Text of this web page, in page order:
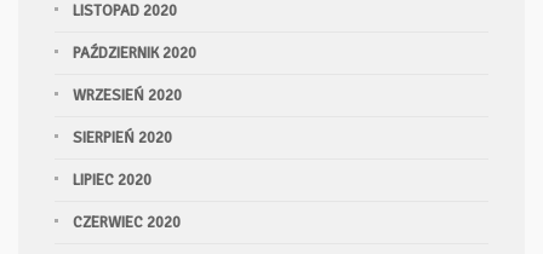
LISTOPAD 2020
PAŹDZIERNIK 2020
WRZESIEŃ 2020
SIERPIEŃ 2020
LIPIEC 2020
CZERWIEC 2020